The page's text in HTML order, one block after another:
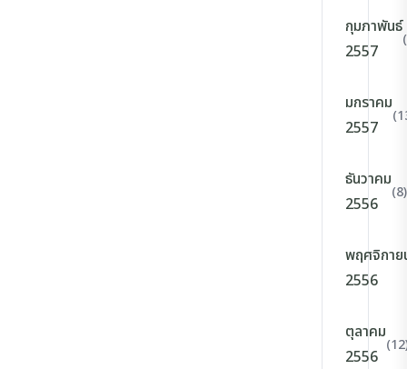
กุมภาพันธ์
2557
มกราคม
2557
ธันวาคม
2556
(8)
พฤศจิกาย
2556
ตุลาคม
2556